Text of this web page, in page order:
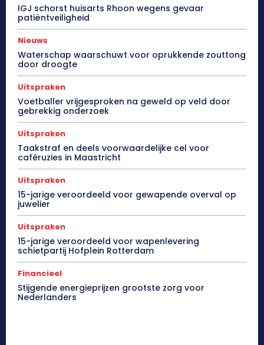
IGJ schorst huisarts Rhoon wegens gevaar
patiëntveiligheid
Nieuws
Waterschap waarschuwt voor oprukkende zouttong
door droogte
Uitspraken
Voetballer vrijgesproken na geweld op veld door
gebrekkig onderzoek
Uitspraken
Taakstraf en deels voorwaardelijke cel voor
caféruzies in Maastricht
Uitspraken
15-jarige veroordeeld voor gewapende overval op
juwelier
Uitspraken
15-jarige veroordeeld voor wapenlevering
schietpartij Hofplein Rotterdam
Financieel
Stijgende energieprijzen grootste zorg voor
Nederlanders